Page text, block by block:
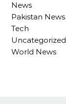
News
Pakistan News
Tech
Uncategorized
World News